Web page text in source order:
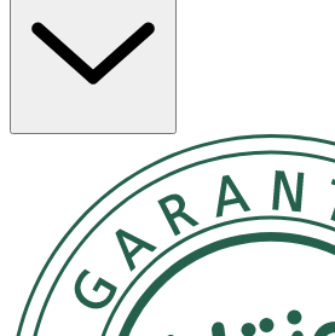
färg från morot.
Användning
- För vuxna och barn från 11 år.
- Överskrid inte den
- Kosttillskott bör inte användas
varierad kost och en hälsosam
Förvaring